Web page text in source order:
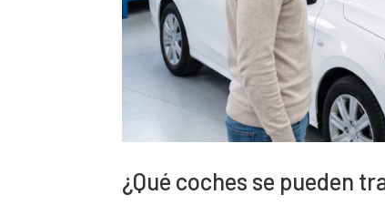
¿Qué coches se pueden